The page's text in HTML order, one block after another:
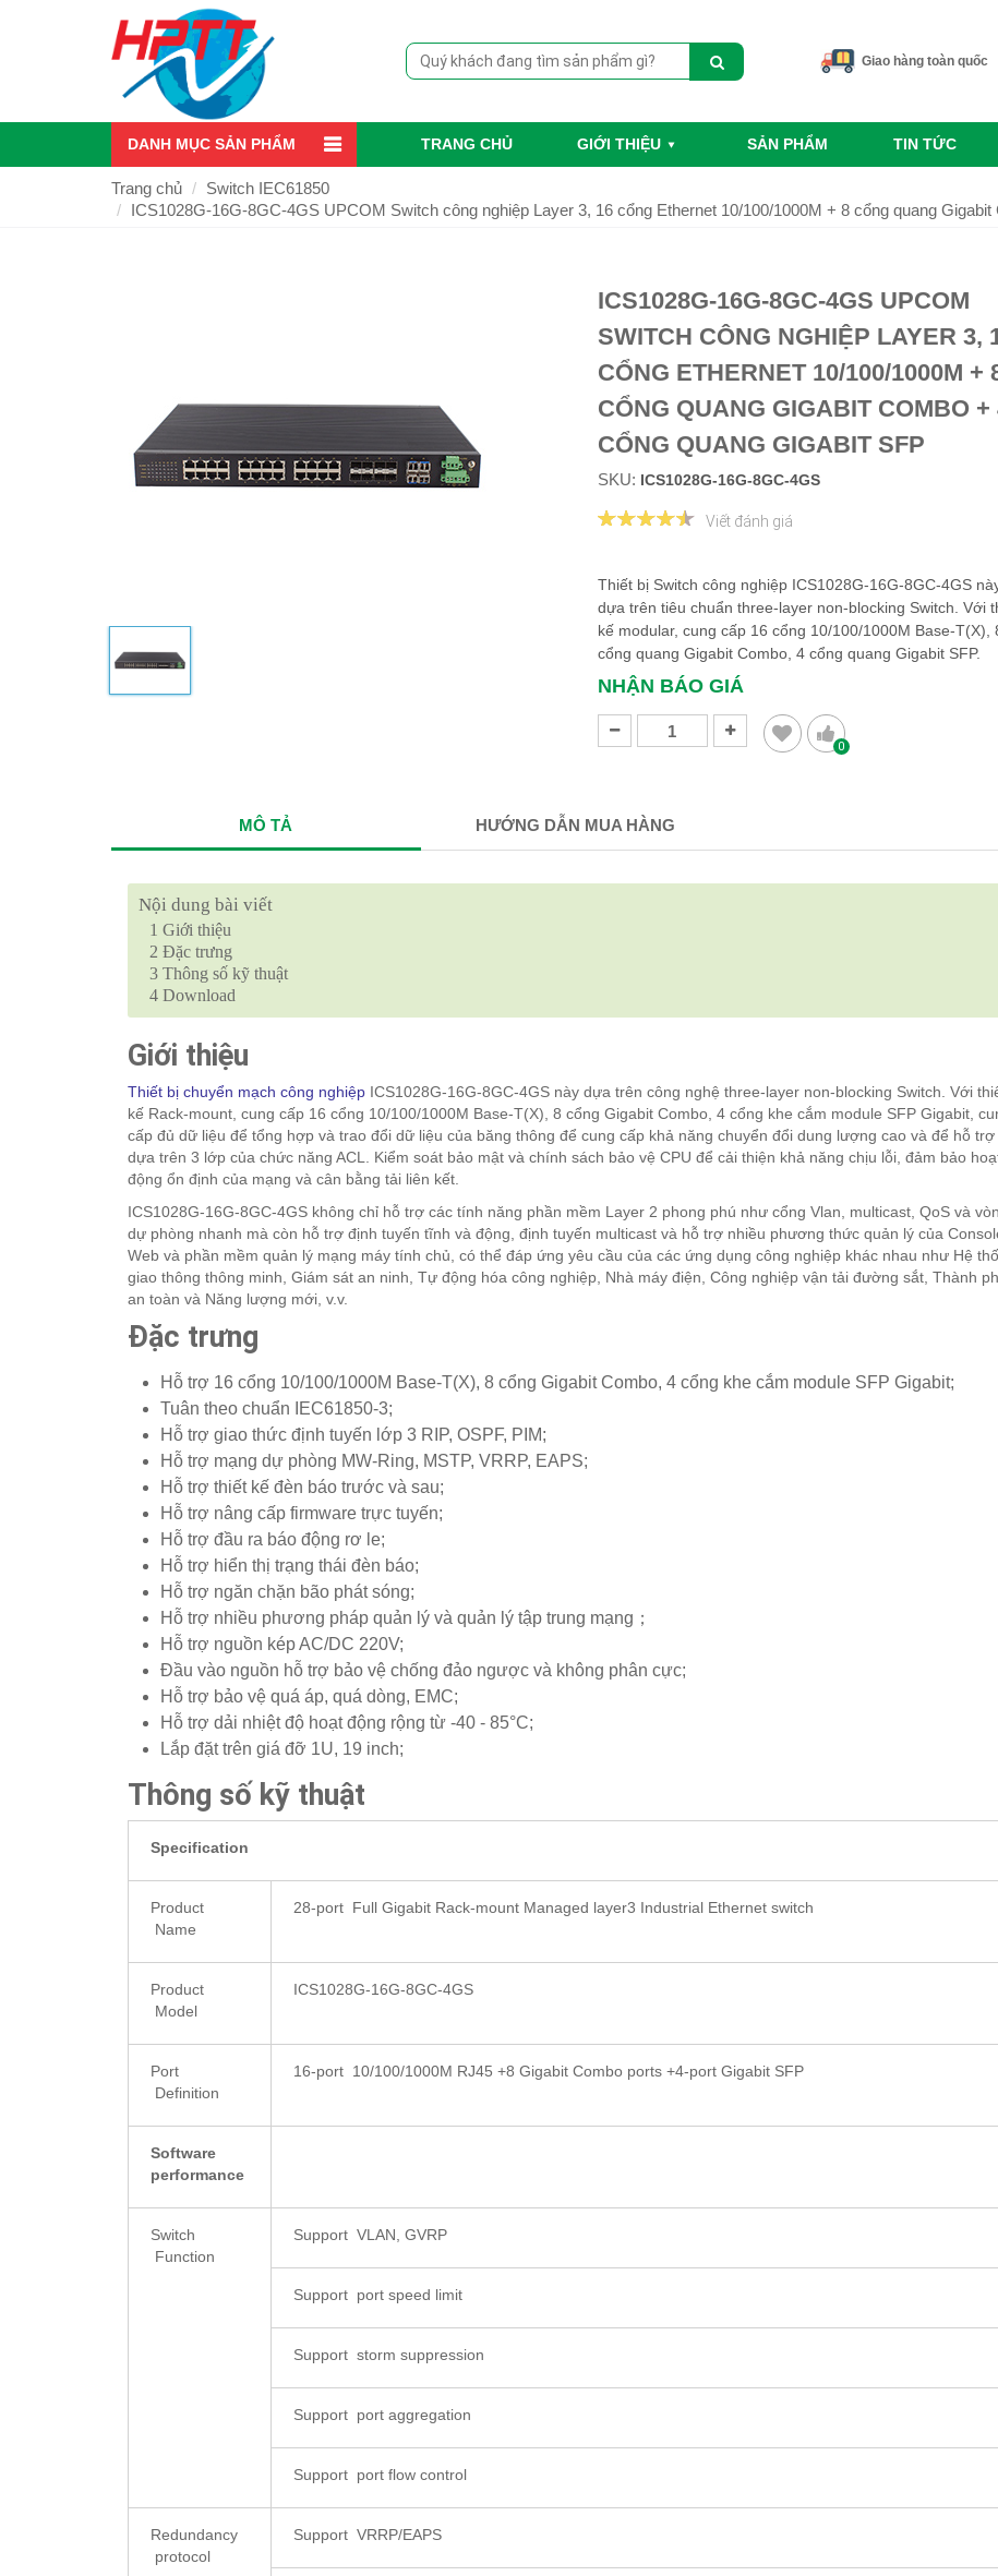
Giao hàng toàn quốc
DANH MỤC SẢN PHẨM TRANG CHỦ GIỚI THIỆU SẢN PHẨM TIN TỨC
Trang chủ
Switch IEC61850
ICS1028G-16G-8GC-4GS UPCOM Switch công nghiệp Layer 3, 16 cổng Ethernet 10/100/1000M + 8 cổng quang
ICS1028G-16G-8GC-4GS UPCOM
SWITCH CÔNG NGHIỆP LAYER 3,
CỔNG ETHERNET 10/100/1000M +
CỔNG QUANG GIGABIT COMBO +
CỔNG QUANG GIGABIT SFP
SKU: ICS1028G-16G-8GC-4GS
Viết đánh giá
Thiết bị Switch công nghiệp ICS1028G-16G-8GC-4GS
dựa trên tiêu chuẩn three-layer non-blocking Switch. Với
kế modular, cung cấp 16 cổng 10/100/1000M Base-T(X),
cổng quang Gigabit Combo, 4 cổng quang Gigabit SFP.
NHẬN BÁO GIÁ
0
MÔ TẢ HƯỚNG DẪN MUA HÀNG
Nội dung bài viết
1 Giới thiệu
2 Đặc trưng
3 Thông số kỹ thuật
4 Download
Giới thiệu
Thiết bị chuyển mạch công nghiệp ICS1028G-16G-8GC-4GS này dựa trên công nghệ three-layer non-blocking Switch. Với
kế Rack-mount, cung cấp 16 cổng 10/100/1000M Base-T(X), 8 cổng Gigabit Combo, 4 cổng khe cắm module SFP Gigabit,
cấp đủ dữ liệu để tổng hợp và trao đổi dữ liệu của băng thông để cung cấp khả năng chuyển đổi dung lượng cao và để hỗ trợ
dựa trên 3 lớp của chức năng ACL. Kiểm soát bảo mật và chính sách bảo vệ CPU để cải thiện khả năng chịu lỗi, đảm bảo
động ổn định của mạng và cân bằng tải liên kết.
ICS1028G-16G-8GC-4GS không chỉ hỗ trợ các tính năng phần mềm Layer 2 phong phú như cổng Vlan, multicast, QoS và
dự phòng nhanh mà còn hỗ trợ định tuyến tĩnh và động, định tuyến multicast và hỗ trợ nhiều phương thức quản lý của
Web và phần mềm quản lý mạng máy tính chủ, có thể đáp ứng yêu cầu của các ứng dụng công nghiệp khác nhau như Hệ
giao thông thông minh, Giám sát an ninh, Tự động hóa công nghiệp, Nhà máy điện, Công nghiệp vận tải đường sắt, Thành
an toàn và Năng lượng mới, v.v.
Đặc trưng
Hỗ trợ 16 cổng 10/100/1000M Base-T(X), 8 cổng Gigabit Combo, 4 cổng khe cắm module SFP Gigabit;
Tuân theo chuẩn IEC61850-3;
Hỗ trợ giao thức định tuyến lớp 3 RIP, OSPF, PIM;
Hỗ trợ mạng dự phòng MW-Ring, MSTP, VRRP, EAPS;
Hỗ trợ thiết kế đèn báo trước và sau;
Hỗ trợ nâng cấp firmware trực tuyến;
Hỗ trợ đầu ra báo động rơ le;
Hỗ trợ hiển thị trạng thái đèn báo;
Hỗ trợ ngăn chặn bão phát sóng;
Hỗ trợ nhiều phương pháp quản lý và quản lý tập trung mạng；
Hỗ trợ nguồn kép AC/DC 220V;
Đầu vào nguồn hỗ trợ bảo vệ chống đảo ngược và không phân cực;
Hỗ trợ bảo vệ quá áp, quá dòng, EMC;
Hỗ trợ dải nhiệt độ hoạt động rộng từ -40 - 85°C;
Lắp đặt trên giá đỡ 1U, 19 inch;
Thông số kỹ thuật
Specification
Product
Name
28-port Full Gigabit Rack-mount Managed layer3 Industrial Ethernet switch
Product
Model
ICS1028G-16G-8GC-4GS
Port
Definition
16-port 10/100/1000M RJ45 +8 Gigabit Combo ports +4-port Gigabit SFP
Software
performance
Switch
Function
Support VLAN, GVRP
Support port speed limit
Support storm suppression
Support port aggregation
Support port flow control
Redundancy
protocol
Support VRRP/EAPS